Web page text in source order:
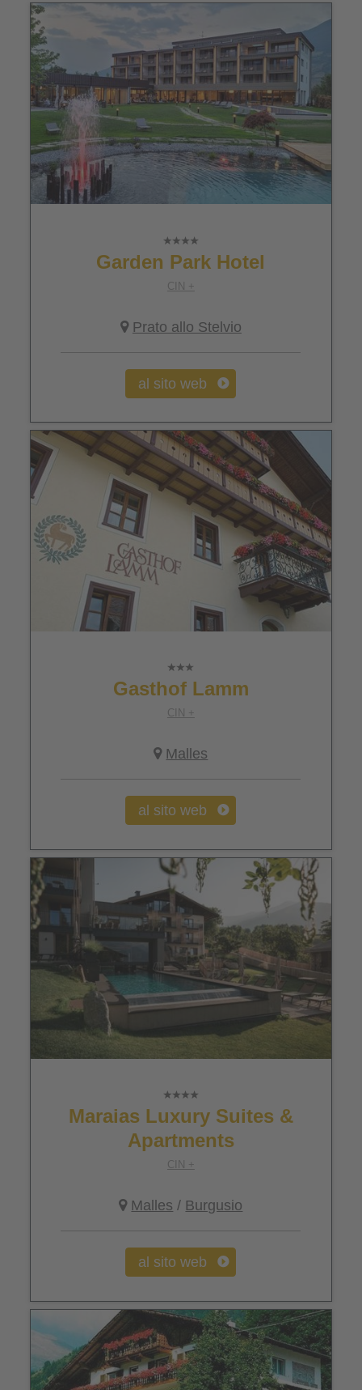
Garden Park Hotel
CIN +
Prato allo Stelvio
al sito web
Gasthof Lamm
CIN +
Malles
al sito web
Maraias Luxury Suites &
Apartments
CIN +
Malles / Burgusio
al sito web